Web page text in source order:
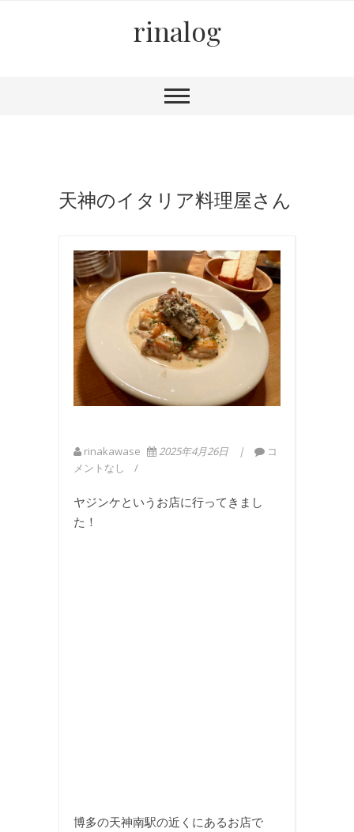
rinalog
天神のイタリア料理屋さん
rinakawase 2025年4月26日
コ
メントなし
ヤジンケというお店に行ってきまし
た！
博多の天神南駅の近くにあるお店で